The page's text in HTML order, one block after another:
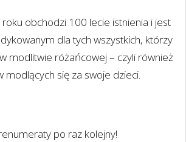
roku obchodzi 100 lecie istnienia i jest
dla tych wszystkich, którzy
modlitwie różańcowej – czyli również
modlących się za swoje dzieci.
po raz kolejny!